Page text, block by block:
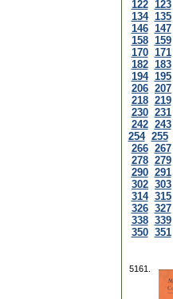
122 123
134 135
146 147
158 159
170 171
182 183
194 195
206 207
218 219
230 231
242 243
254 255
266 267
278 279
290 291
302 303
314 315
326 327
338 339
350 351
5161.